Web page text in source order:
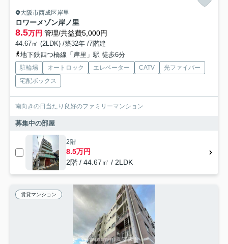
大阪市西成区岸里
ロワーメゾン岸ノ里
8.5万円 管理/共益費5,000円
44.67㎡ (2LDK) /築32年 /7階建
地下鉄四つ橋線「岸里」駅 徒歩6分
駐輪場 オートロック エレベーター CATV
光ファイバー
宅配ボックス
南向きの日当たり良好のファミリーマンション
募集中の部屋
2階
8.5万円
2階 / 44.67㎡ / 2LDK
賃貸マンション